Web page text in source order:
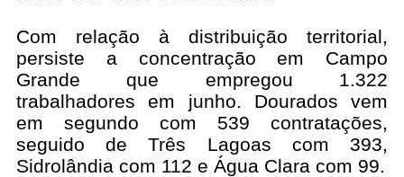
Com relação à distribuição territorial,
persiste a concentração em Campo
Grande que empregou 1.322
trabalhadores em junho. Dourados vem
em segundo com 539 contratações,
seguido de Três Lagoas com 393,
Sidrolândia com 112 e Água Clara com 99.